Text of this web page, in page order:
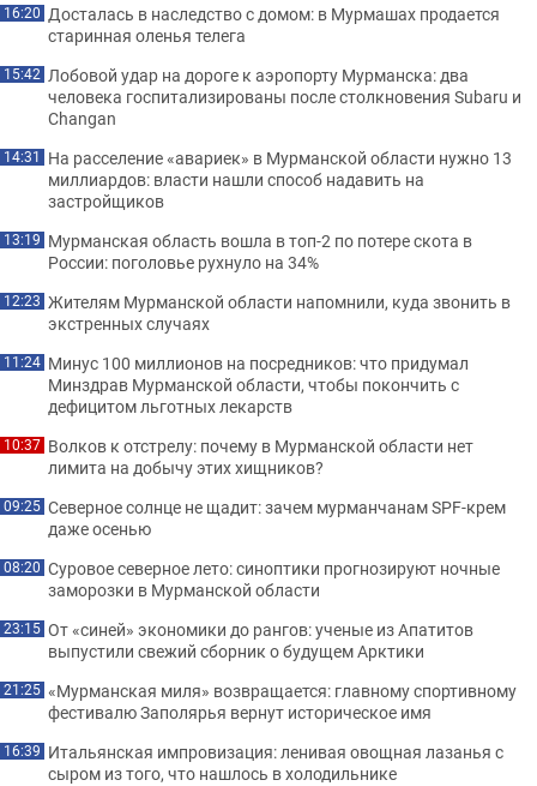
16:20 Досталась в наследство с домом: в Мурмашах продается
старинная оленья телега
15:42 Лобовой удар на дороге к аэропорту Мурманска: два
человека госпитализированы после столкновения Subaru и
Changan
14:31 На расселение «авариек» в Мурманской области нужно 13
миллиардов: власти нашли способ надавить на
застройщиков
13:19 Мурманская область вошла в топ-2 по потере скота в
России: поголовье рухнуло на 34%
12:23 Жителям Мурманской области напомнили, куда звонить в
экстренных случаях
11:24 Минус 100 миллионов на посредников: что придумал
Минздрав Мурманской области, чтобы покончить с
дефицитом льготных лекарств
10:37 Волков к отстрелу: почему в Мурманской области нет
лимита на добычу этих хищников?
09:25 Северное солнце не щадит: зачем мурманчанам SPF-крем
даже осенью
08:20 Суровое северное лето: синоптики прогнозируют ночные
заморозки в Мурманской области
23:15 От «синей» экономики до рангов: ученые из Апатитов
выпустили свежий сборник о будущем Арктики
21:25 «Мурманская миля» возвращается: главному спортивному
фестивалю Заполярья вернут историческое имя
16:39 Итальянская импровизация: ленивая овощная лазанья с
сыром из того, что нашлось в холодильнике